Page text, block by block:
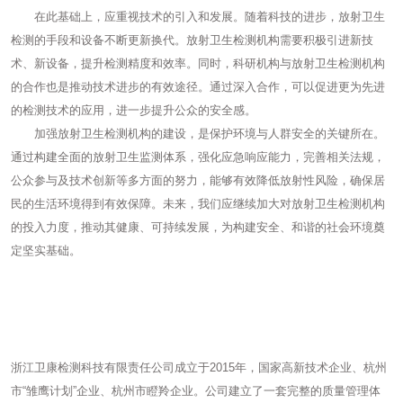
在此基础上，应重视技术的引入和发展。随着科技的进步，放射卫生
检测的手段和设备不断更新换代。放射卫生检测机构需要积极引进新技
术、新设备，提升检测精度和效率。同时，科研机构与放射卫生检测机构
的合作也是推动技术进步的有效途径。通过深入合作，可以促进更为先进
的检测技术的应用，进一步提升公众的安全感。
加强放射卫生检测机构的建设，是保护环境与人群安全的关键所在。
通过构建全面的放射卫生监测体系，强化应急响应能力，完善相关法规，
公众参与及技术创新等多方面的努力，能够有效降低放射性风险，确保居
民的生活环境得到有效保障。未来，我们应继续加大对放射卫生检测机构
的投入力度，推动其健康、可持续发展，为构建安全、和谐的社会环境奠
定坚实基础。
浙江卫康检测科技有限责任公司成立于2015年，国家高新技术企业、杭州
市“雏鹰计划”企业、杭州市瞪羚企业。公司建立了一套完整的质量管理体